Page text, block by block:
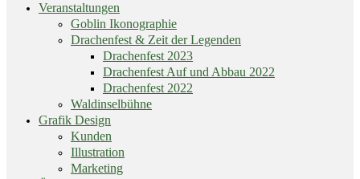
Veranstaltungen
Goblin Ikonographie
Drachenfest & Zeit der Legenden
Drachenfest 2023
Drachenfest Auf und Abbau 2022
Drachenfest 2022
Waldinselbühne
Grafik Design
Kunden
Illustration
Marketing